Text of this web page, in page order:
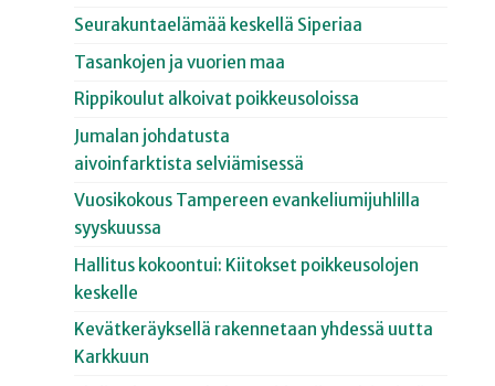
Seurakuntaelämää keskellä Siperiaa
Tasankojen ja vuorien maa
Rippikoulut alkoivat poikkeusoloissa
Jumalan johdatusta
aivoinfarktista selviämisessä
Vuosikokous Tampereen evankeliumijuhlilla
syyskuussa
Hallitus kokoontui: Kiitokset poikkeusolojen
keskelle
Kevätkeräyksellä rakennetaan yhdessä uutta
Karkkuun